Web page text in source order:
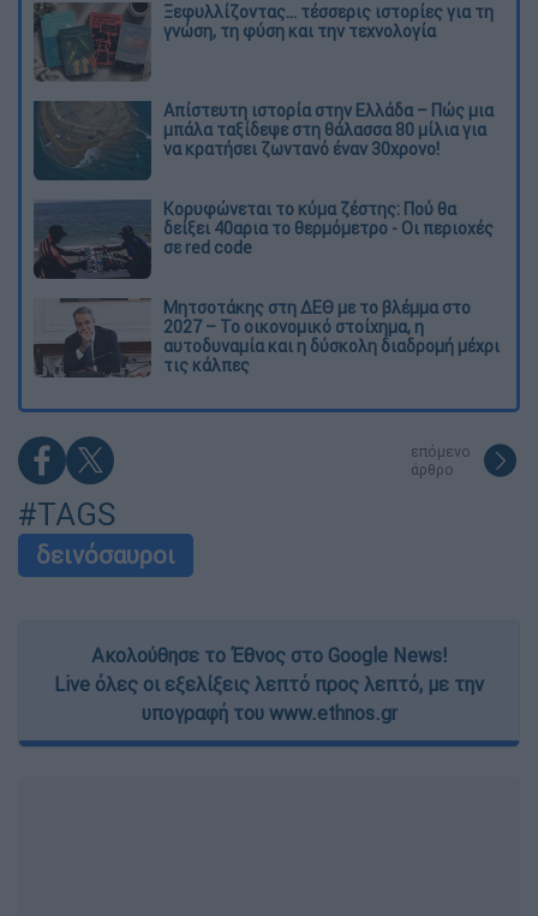
Ξεφυλλίζοντας... τέσσερις ιστορίες για τη
γνώση, τη φύση και την τεχνολογία
Απίστευτη ιστορία στην Ελλάδα – Πώς μια
μπάλα ταξίδεψε στη θάλασσα 80 μίλια για
να κρατήσει ζωντανό έναν 30χρονο!
Κορυφώνεται το κύμα ζέστης: Πού θα
δείξει 40αρια το θερμόμετρο - Οι περιοχές
σε red code
Μητσοτάκης στη ΔΕΘ με το βλέμμα στο
2027 – Το οικονομικό στοίχημα, η
αυτοδυναμία και η δύσκολη διαδρομή μέχρι
τις κάλπες
επόμενο
άρθρο
#TAGS
δεινόσαυροι
Ακολούθησε το Έθνος στο Google News!
Live όλες οι εξελίξεις λεπτό προς λεπτό, με την
υπογραφή του www.ethnos.gr